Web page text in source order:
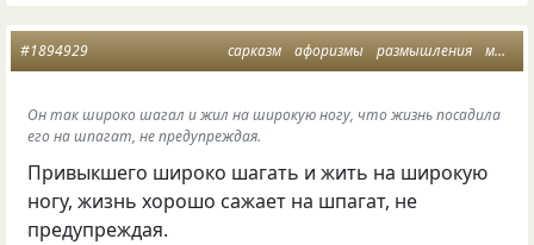
сарказм афоризмы размышления мысли
#1894929
Он так широко шагал и жил на широкую ногу, что жизнь посадила
его на шпагат, не предупреждая.
Привыкшего широко шагать и жить на широкую
ногу, жизнь хорошо сажает на шпагат, не
предупреждая.